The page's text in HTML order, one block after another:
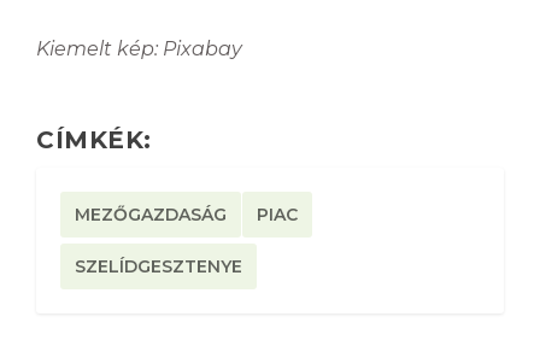
Kiemelt kép: Pixabay
CÍMKÉK:
MEZŐGAZDASÁG PIAC
SZELÍDGESZTENYE